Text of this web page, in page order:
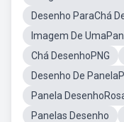
Desenho ParaChá
Imagem De
Chá DesenhoPNG
Desenho De
Panela
Panelas Desenho